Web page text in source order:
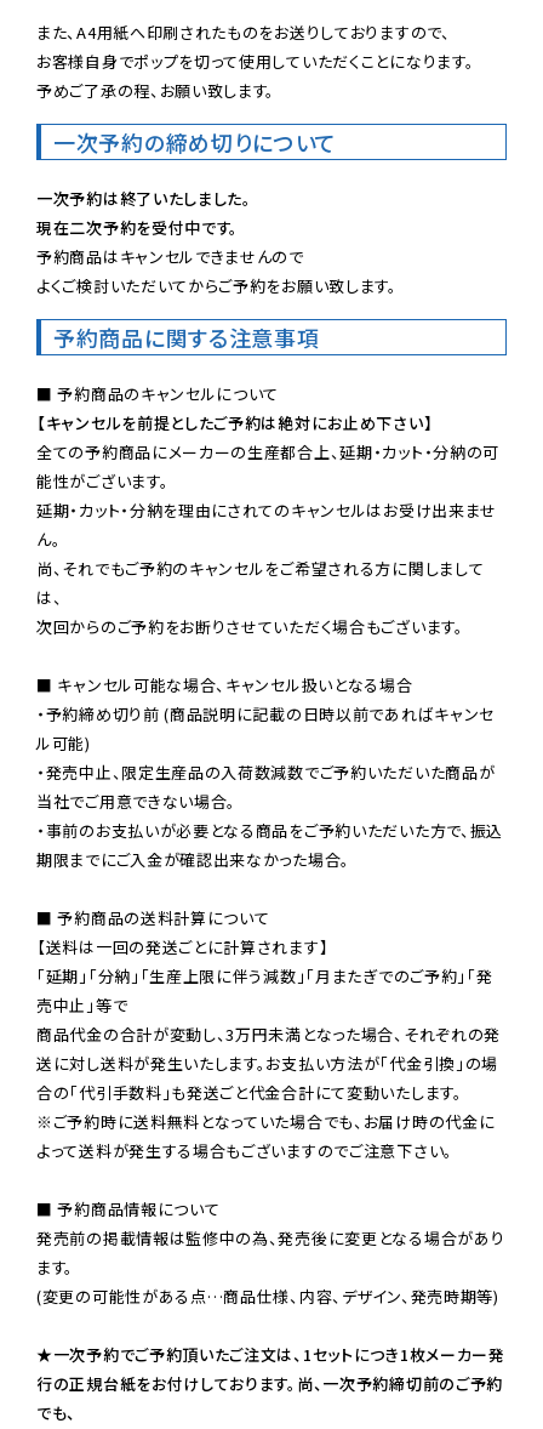
また、A4用紙へ印刷されたものをお送りしておりますので、
お客様自身でポップを切って使用していただくことになります。
予めご了承の程、お願い致します。
一次予約の締め切りについて
一次予約は終了いたしました。
現在二次予約を受付中です。
予約商品はキャンセルできませんので
よくご検討いただいてからご予約をお願い致します。
予約商品に関する注意事項
【キャンセルを前提としたご予約は絶対にお止め下さい】
全ての予約商品にメーカーの生産都合上、延期・カット・分納の可
能性がございます。
延期・カット・分納を理由にされてのキャンセルはお受け出来ませ
ん。
尚、それでもご予約のキャンセルをご希望される方に関しまして
は、
次回からのご予約をお断りさせていただく場合もございます。
■ キャンセル可能な場合、キャンセル扱いとなる場合
・予約締め切り前 (商品説明に記載の日時以前であればキャンセ
ル可能)
・発売中止、限定生産品の入荷数減数でご予約いただいた商品が
当社でご用意できない場合。
・事前のお支払いが必要となる商品をご予約いただいた方で、振込
期限までにご入金が確認出来なかった場合。
■ 予約商品の送料計算について
【送料は一回の発送ごとに計算されます】
「延期」「分納」「生産上限に伴う減数」「月またぎでのご予約」「発
売中止」等で
商品代金の合計が変動し、3万円未満となった場合、それぞれの発
送に対し送料が発生いたします。お支払い方法が「代金引換」の場
※ご予約時に送料無料となっていた場合でも、お届け時の代金に
よって送料が発生する場合もございますのでご注意下さい。
■ 予約商品情報について
発売前の掲載情報は監修中の為、発売後に変更となる場合があり
ます。
(変更の可能性がある点…商品仕様、内容、デザイン、発売時期等)
★一次予約でご予約頂いたご注文は、1セットにつき1枚メーカー発
行の正規台紙をお付けしております。尚、一次予約締切前のご予約
でも、